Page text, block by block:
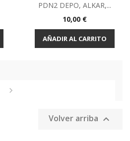
PDN2 DEPO, ALKAR,...
Precio
10,00 €
AÑADIR AL CARRITO

Volver arriba 